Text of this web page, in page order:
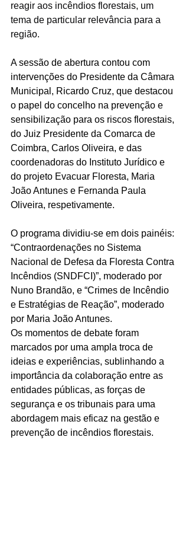
reagir aos incêndios florestais, um
tema de particular relevância para a
região.
A sessão de abertura contou com
intervenções do Presidente da Câmara
Municipal, Ricardo Cruz, que destacou
o papel do concelho na prevenção e
sensibilização para os riscos florestais,
do Juiz Presidente da Comarca de
Coimbra, Carlos Oliveira, e das
coordenadoras do Instituto Jurídico e
do projeto Evacuar Floresta, Maria
João Antunes e Fernanda Paula
Oliveira, respetivamente.
O programa dividiu-se em dois painéis:
“Contraordenações no Sistema
Nacional de Defesa da Floresta Contra
Incêndios (SNDFCI)”, moderado por
Nuno Brandão, e “Crimes de Incêndio
e Estratégias de Reação”, moderado
por Maria João Antunes.
Os momentos de debate foram
marcados por uma ampla troca de
ideias e experiências, sublinhando a
importância da colaboração entre as
entidades públicas, as forças de
segurança e os tribunais para uma
abordagem mais eficaz na gestão e
prevenção de incêndios florestais.